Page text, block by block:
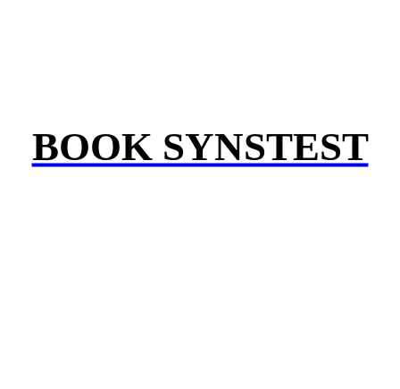
BOOK SYNSTEST